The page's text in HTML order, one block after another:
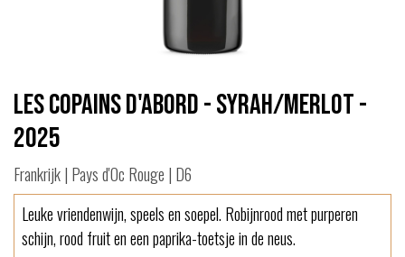
Les Copains d'Abord - Syrah/Merlot -
2025
Frankrijk | Pays d'Oc Rouge | D6
Leuke vriendenwijn, speels en soepel. Robijnrood met purperen
schijn, rood fruit en een paprika-toetsje in de neus.